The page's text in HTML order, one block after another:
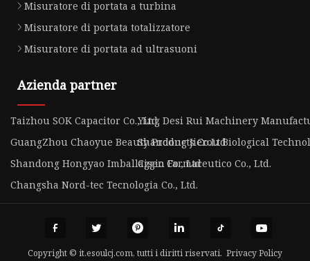
Misuratore di portata a turbina
Misuratore di portata totalizzatore
Misuratore di portata ad ultrasuoni
Azienda partner
Taizhou SOK Capacitor Co., Ltd.Ying Desi Rui Machinery
GuangZhou Chaoyue Beauty Products Co.Ltd
Shandong Jierou Biological
Shandong Hongyao Imballaggio Co., LtdCisen Farmaceutico Co., Ltd.
Changsha Nord-tec Tecnologia Co., Ltd.
Copyright © it.esoulcj.com, tutti i diritti riservati. Privacy Policy